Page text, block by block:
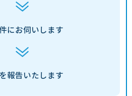
にお伺いします
報告いたします